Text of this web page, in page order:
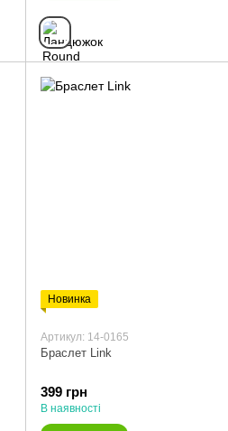
Новинка
Артикул: 14-0165
Браслет Link
399 грн
В наявності